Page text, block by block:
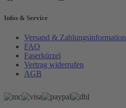
Infos & Service
Versand & Zahlungsinformation
FAQ
Faserkürzel
Vertrag widerrufen
AGB